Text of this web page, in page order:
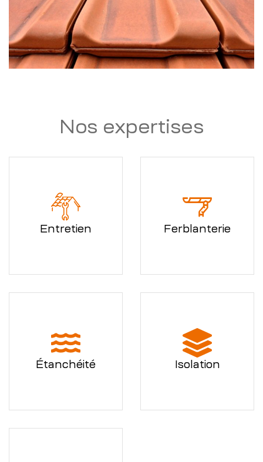
Nos expertises
Entretien Ferblanterie
Étanchéité Isolation